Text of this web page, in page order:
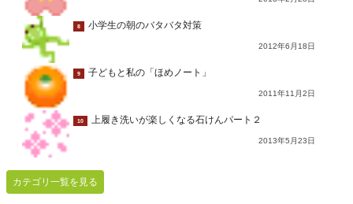
8 小学生の朝のバタバタ対策
2012年6月18日
9 子どもと私の「ほめノート」
2011年11月2日
10 上履き洗いが楽しくなる石けんパート２
2013年5月23日
カテゴリ一覧を見る